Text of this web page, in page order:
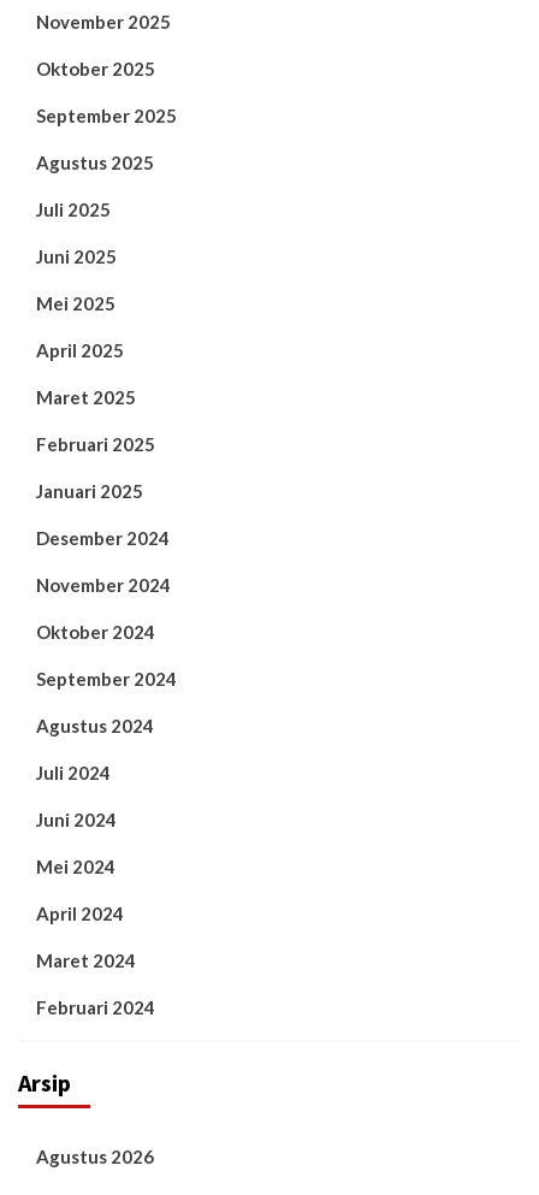
November 2025
Oktober 2025
September 2025
Agustus 2025
Juli 2025
Juni 2025
Mei 2025
April 2025
Maret 2025
Februari 2025
Januari 2025
Desember 2024
November 2024
Oktober 2024
September 2024
Agustus 2024
Juli 2024
Juni 2024
Mei 2024
April 2024
Maret 2024
Februari 2024
Arsip
Agustus 2026